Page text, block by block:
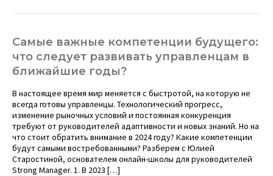
Самые важные компетенции будущего:
что следует развивать управленцам в
ближайшие годы?
В настоящее время мир меняется с быстротой, на которую не
всегда готовы управленцы. Технологический прогресс,
изменение рыночных условий и постоянная конкуренция
требуют от руководителей адаптивности и новых знаний. Но на
что стоит обратить внимание в 2024 году? Какие компетенции
будут самыми востребованными? Разберем с Юлией
Старостиной, основателем онлайн-школы для руководителей
Strong Manager. 1. В 2023 […]